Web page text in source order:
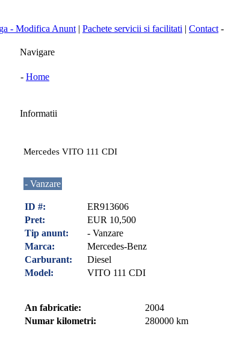
- Modifica Anunt | Pachete servicii si facilitati | Contact -
Navigare
- Home
Informatii
Mercedes VITO 111 CDI
- Vanzare
ID #:
ER913606
Pret:
EUR 10,500
Tip anunt:
- Vanzare
Marca:
Mercedes-Benz
Carburant:
Diesel
Model:
VITO 111 CDI
An fabricatie:
2004
Numar kilometri:
280000 km